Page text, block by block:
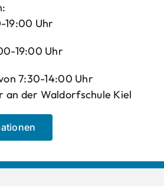
19:00 Uhr
19:00 Uhr
7:30-14:00 Uhr
an der Waldorfschule Kiel